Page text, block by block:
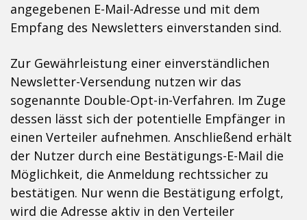
angegebenen E-Mail-Adresse und mit dem
Empfang des Newsletters einverstanden sind.
Zur Gewährleistung einer einverständlichen
Newsletter-Versendung nutzen wir das
sogenannte Double-Opt-in-Verfahren. Im Zuge
dessen lässt sich der potentielle Empfänger in
einen Verteiler aufnehmen. Anschließend erhält
der Nutzer durch eine Bestätigungs-E-Mail die
Möglichkeit, die Anmeldung rechtssicher zu
bestätigen. Nur wenn die Bestätigung erfolgt,
wird die Adresse aktiv in den Verteiler